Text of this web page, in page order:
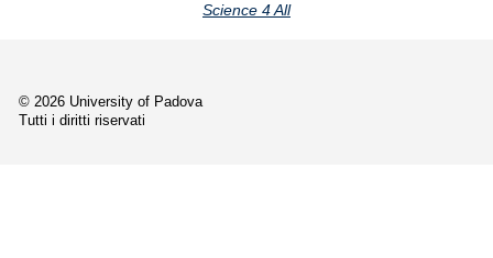
Science 4 All
© 2026 University of Padova
Tutti i diritti riservati